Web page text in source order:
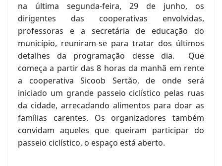
na última segunda-feira, 29 de junho, os
dirigentes das cooperativas envolvidas,
professoras e a secretária de educação do
município, reuniram-se para tratar dos últimos
detalhes da programação desse dia. Que
começa a partir das 8 horas da manhã em rente
a cooperativa Sicoob Sertão, de onde será
iniciado um grande passeio ciclístico pelas ruas
da cidade, arrecadando alimentos para doar as
famílias carentes. Os organizadores também
convidam aqueles que queiram participar do
passeio ciclístico, o espaço está aberto.